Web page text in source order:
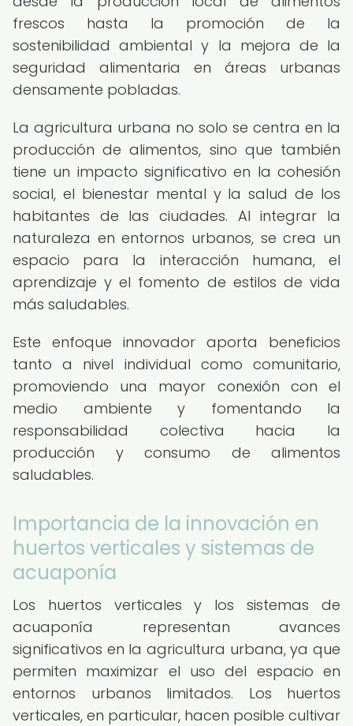
frescos hasta la promoción de la
sostenibilidad ambiental y la mejora de la
seguridad alimentaria en áreas urbanas
densamente pobladas.
La agricultura urbana no solo se centra en la
producción de alimentos, sino que también
tiene un impacto significativo en la cohesión
social, el bienestar mental y la salud de los
habitantes de las ciudades. Al integrar la
naturaleza en entornos urbanos, se crea un
espacio para la interacción humana, el
aprendizaje y el fomento de estilos de vida
más saludables.
Este enfoque innovador aporta beneficios
tanto a nivel individual como comunitario,
promoviendo una mayor conexión con el
medio ambiente y fomentando la
responsabilidad colectiva hacia la
producción y consumo de alimentos
saludables.
Importancia de la innovación en
huertos verticales y sistemas de
acuaponía
Los huertos verticales y los sistemas de
acuaponía representan avances
significativos en la agricultura urbana, ya que
permiten maximizar el uso del espacio en
entornos urbanos limitados. Los huertos
verticales, en particular, hacen posible cultivar